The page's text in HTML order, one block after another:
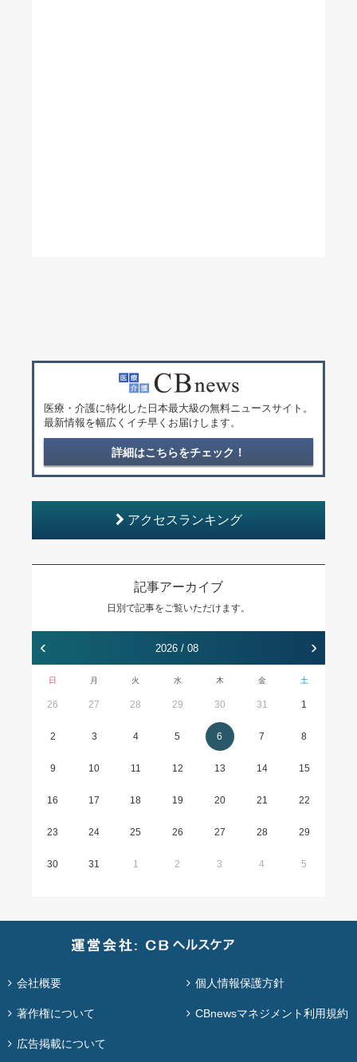
医療・介護に特化した日本最大級の無料ニュースサイト。
最新情報を幅広くイチ早くお届けします。
詳細はこちらをチェック！
アクセスランキング
記事アーカイブ
日別で記事をご覧いただけます。
‹ 2026 / 08 ›
日 月 火 水 木 金 土
26 27 28 29 30 31 1
2 3 4 5 6 7 8
9 10 11 12 13 14 15
16 17 18 19 20 21 22
23 24 25 26 27 28 29
30 31 1 2 3 4 5
会社概要 個人情報保護方針
著作権について CBnewsマネジメント利用規約
広告掲載について